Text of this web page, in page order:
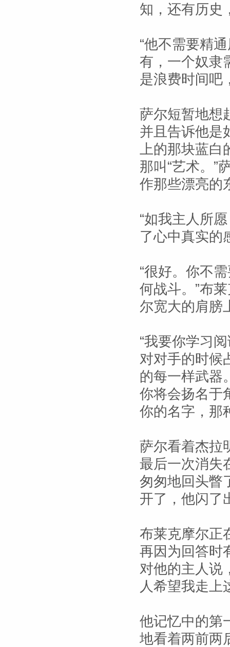
知，还有历
“他不需要精
有，一个奴隶
是浪费时间吧
萨尔短暂地想
并且告诉他是
上的那块蓝白
那叫“艺术。”
作那些漂亮的
“如我主人所
了心中真实的
“很好。你不
何战斗。”布
尔宽大的肩膀
“我要你学习
对对手的时候
的每一样武器
你将会扬名于
你的名字，那
萨尔看着杰拉
最后一次消失
匆匆地回头瞥
开了，他闪了
布莱克摩尔正
再因为回答时
对他的主人说
人希望我走上
他记忆中的第
地看着两前两